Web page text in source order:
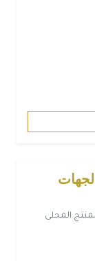
المحلى